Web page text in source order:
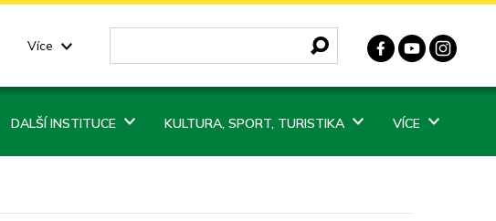
Více
DALŠÍ INSTITUCE KULTURA, SPORT, TURISTIKA VÍCE